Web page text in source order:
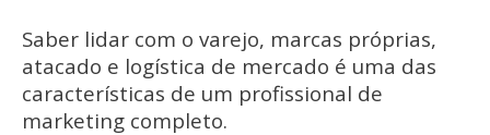
Saber lidar com o varejo, marcas próprias,
atacado e logística de mercado é uma das
características de um profissional de
marketing completo.